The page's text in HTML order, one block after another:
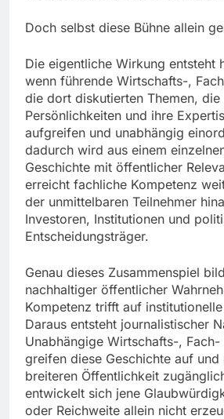
Doch selbst diese Bühne allein
Die eigentliche Wirkung entsteht
wenn führende Wirtschafts-,
die dort diskutierten Themen,
Persönlichkeiten und ihre
aufgreifen und unabhängig
dadurch wird aus einem
Geschichte mit öffentlicher
erreicht fachliche Kompetenz
der unmittelbaren Teilnehmer
Investoren, Institutionen und
Entscheidungsträger.
Genau dieses Zusammenspiel
nachhaltiger öffentlicher
Kompetenz trifft auf
Daraus entsteht journalistischer
Unabhängige Wirtschafts-,
greifen diese Geschichte auf und
breiteren Öffentlichkeit
entwickelt sich jene
oder Reichweite allein nicht